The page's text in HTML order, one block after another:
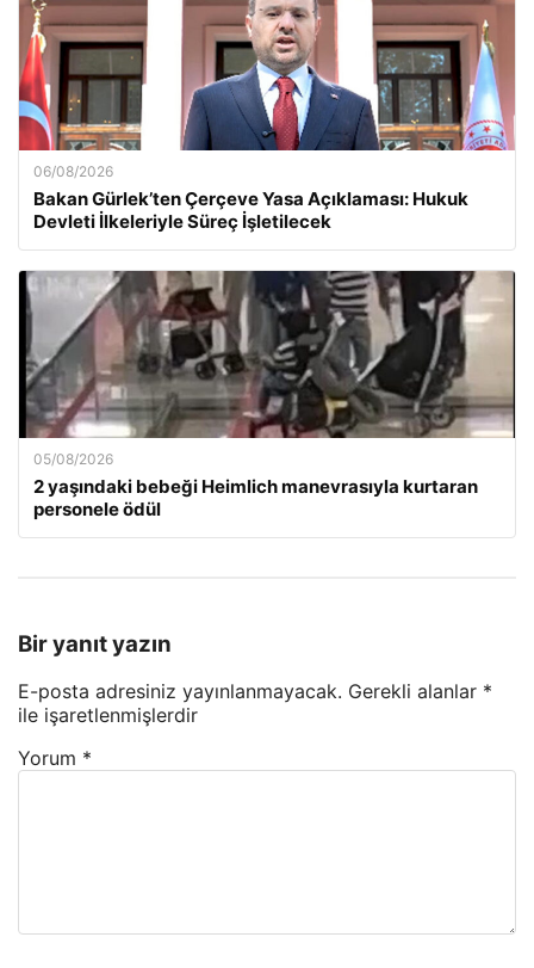
06/08/2026
Bakan Gürlek’ten Çerçeve Yasa Açıklaması: Hukuk
Devleti İlkeleriyle Süreç İşletilecek
05/08/2026
2 yaşındaki bebeği Heimlich manevrasıyla kurtaran
personele ödül
Bir yanıt yazın
E-posta adresiniz yayınlanmayacak. Gerekli alanlar *
ile işaretlenmişlerdir
Yorum *